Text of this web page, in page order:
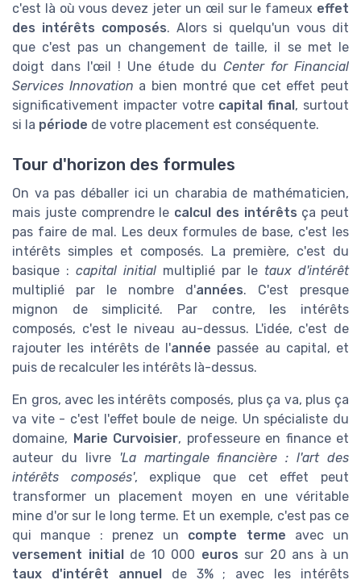
c'est là où vous devez jeter un œil sur le fameux effet
des intérêts composés. Alors si quelqu'un vous dit
que c'est pas un changement de taille, il se met le
doigt dans l'œil ! Une étude du Center for Financial
Services Innovation a bien montré que cet effet peut
significativement impacter votre capital final , surtout
si la période de votre placement est conséquente.
Tour d'horizon des formules
On va pas déballer ici un charabia de mathématicien,
mais juste comprendre le calcul des intérêts ça peut
pas faire de mal. Les deux formules de base, c'est les
intérêts simples et composés. La première, c'est du
basique : capital initial multiplié par le taux d'intérêt
multiplié par le nombre d'années. C'est presque
mignon de simplicité. Par contre, les intérêts
composés, c'est le niveau au-dessus. L'idée, c'est de
rajouter les intérêts de l'année passée au capital, et
puis de recalculer les intérêts là-dessus.
En gros, avec les intérêts composés, plus ça va, plus ça
va vite - c'est l'effet boule de neige. Un spécialiste du
domaine, Marie Curvoisier, professeure en finance et
auteur du livre
'La martingale financière : l'art des
intérêts composés', explique que cet effet peut
transformer un placement moyen en une véritable
mine d'or sur le long terme. Et un exemple, c'est pas ce
qui manque : prenez un compte terme avec un
versement initialde 10 000 euros sur 20 ans à un
taux d'intérêt annuelde 3% ; avec les intérêts